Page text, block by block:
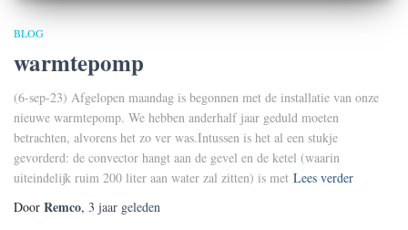
BLOG
warmtepomp
(6-sep-23) Afgelopen maandag is begonnen met de installatie van onze
nieuwe warmtepomp. We hebben anderhalf jaar geduld moeten
betrachten, alvorens het zo ver was.Intussen is het al een stukje
gevorderd: de convector hangt aan de gevel en de ketel (waarin
uiteindelijk ruim 200 liter aan water zal zitten) is met Lees verder
Door Remco, 3 jaar geleden